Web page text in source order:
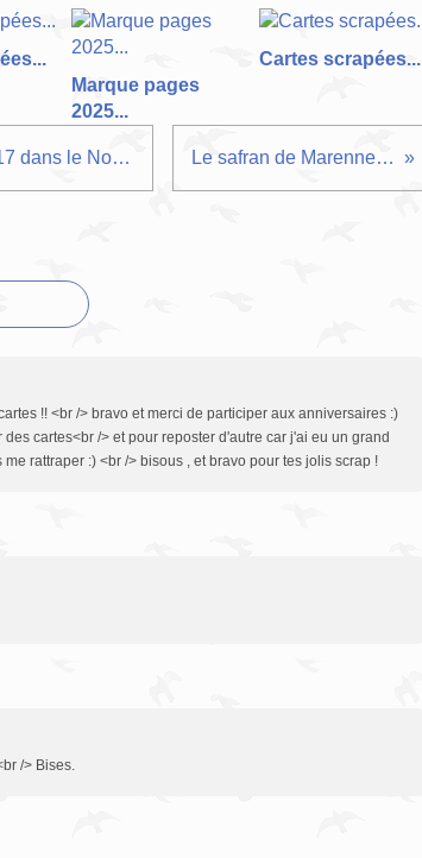
Marque pages
2025...
Cartes scrapées...
Le sac Charente Maritime N° 417 dans le Nord... Le safran de Marennes...
!! <br /> bravo et merci de participer aux anniversaires :)
cartes<br /> et pour reposter d'autre car j'ai eu un grand
rattraper :) <br /> bisous , et bravo pour tes jolis scrap !
/> Bises.